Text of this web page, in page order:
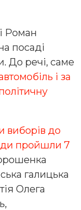
Роман
посаді
До речі, саме
і за
виборів до
пройшли 7
галицька
Олега